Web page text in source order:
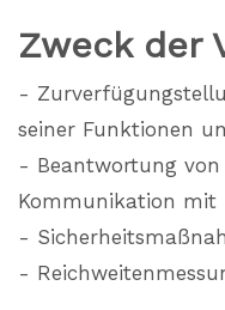
Zweck der
-
seiner Funktionen
- Beantwortung
Kommunikation mit
-
-